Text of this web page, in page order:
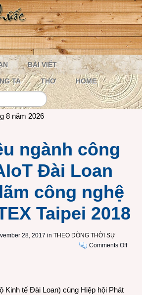
BÀI VIẾT
TA THƠ HOME
8 năm 2026
ngành công
Đài Loan
công nghệ
Taipei 2018
28, 2017 in THEO DÒNG THỜI SỰ
Comments Offon
Kinh tế Đài Loan) cùng Hiệp hội Phát